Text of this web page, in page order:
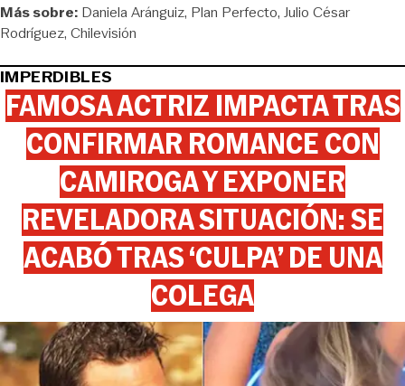
Más sobre: Daniela Aránguiz Plan Perfecto Julio César
Rodríguez Chilevisión
IMPERDIBLES
FAMOSA ACTRIZ IMPACTA TRAS
CONFIRMAR ROMANCE CON
CAMIROGA Y EXPONER
REVELADORA SITUACIÓN: SE
ACABÓ TRAS ‘CULPA’ DE UNA
COLEGA